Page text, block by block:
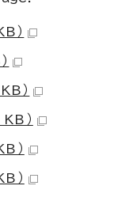
）
）
）
）
）